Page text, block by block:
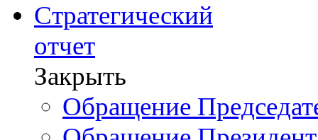
Стратегический
отчет
Закрыть
Обращение